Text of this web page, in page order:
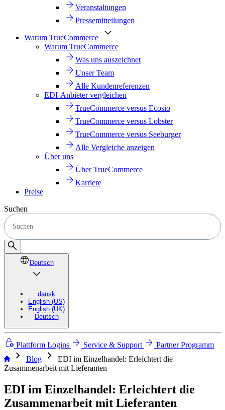
Veranstaltungen
Pressemitteilungen
Warum TrueCommerce
Warum TrueCommerce
Was uns auszeichnet
Unser Team
Alle Kundenreferenzen
EDI-Anbieter vergleichen
TrueCommerce versus Ecosio
TrueCommerce versus Lobster
TrueCommerce versus Seeburger
Alle Vergleiche anzeigen
Über uns
Über TrueCommerce
Karriere
Preise
Suchen
Deutsch
dansk
English (US)
English (UK)
Deutsch
Plattform Logins Service & Support Partner Programm
chevron_right Blog chevron_right
EDI im Einzelhandel: Erleichtert die
Zusammenarbeit mit Lieferanten
EDI im Einzelhandel: Erleichtert die
Zusammenarbeit mit Lieferanten